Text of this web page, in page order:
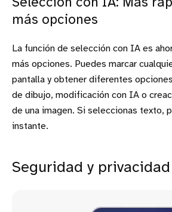
Selección con IA: Más
más opciones
La función de selección con IA es
más opciones. Puedes marcar
pantalla y obtener diferentes
de dibujo, modificación con IA o
de una imagen. Si seleccionas texto,
instante.
Seguridad y